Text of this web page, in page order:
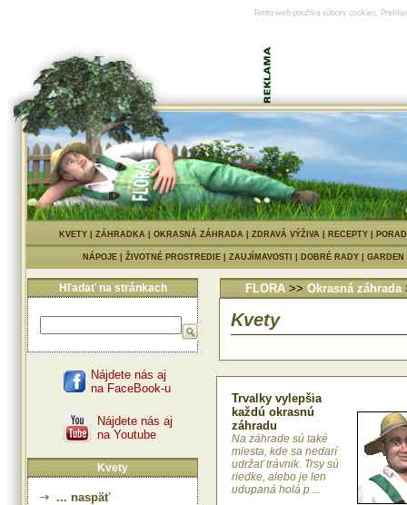
Tento web používa súbory cookies.
KVETY| ZÁHRADKA| OKRASNÁ ZÁHRADA| ZDRAVÁ VÝŽIVA| RECEPTY|
NÁPOJE ŽIVOTNÉ PROSTREDIE ZAUJÍMAVOSTI DOBRÉ RADY
Hľadať na stránkach
Nájdete nás aj
na FaceBook-u
Nájdete nás aj
na Youtube
Kvety
... naspäť
FLORA >> Okrasná záhrada
Kvety
Trvalky vylepšia
každú okrasnú
záhradu
Na záhrade sú také
miesta, kde sa nedarí
udržať trávnik. Trsy sú
riedke, alebo je len
udupaná holá p ...